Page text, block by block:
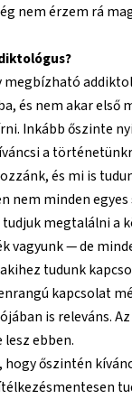
nem érzem rá
megbízható
és nem akar első
Inkább őszinte
a
és mi is
nem minden
megtalálni a
vagyunk — de
tudunk
kapcsolat
is releváns.
ebben.
őszintén